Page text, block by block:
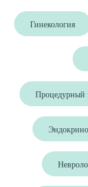
Гинекология
Процедурный